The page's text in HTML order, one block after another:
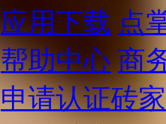
应用下载 点
帮助中心 商
申请认证砖家